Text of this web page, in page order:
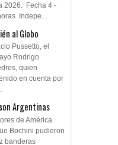
2026. Fecha 4 -
Indepe...
al Globo
Pussetto, el
Rodrigo
quien
en cuenta por
Argentinas
de América
Bochini pudieron
banderas